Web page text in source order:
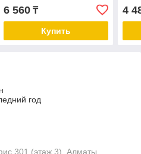
6 560₸
Купить
4
год
301 (этаж 3), Алматы,